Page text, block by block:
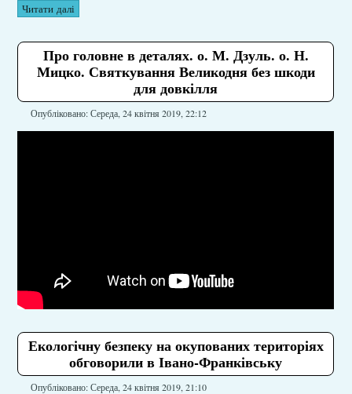
Читати далі
Про головне в деталях. о. М. Дзуль. о. Н.
Мицко. Святкування Великодня без шкоди
для довкілля
Опубліковано: Середа, 24 квітня 2019, 22:12
Екологічну безпеку на окупованих територіях
обговорили в Івано-Франківську
Опубліковано: Середа, 24 квітня 2019, 21:10